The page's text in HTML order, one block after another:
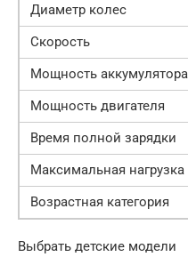
Диаметр колес
Скорость
Мощность аккумулятора
Мощность двигателя
Время полной зарядки
Максимальная нагрузка
Возрастная категория
Выбрать детские модели